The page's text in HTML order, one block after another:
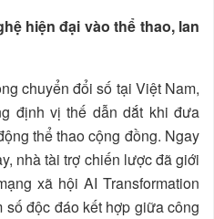
hiện đại vào thể thao, lan
chuyển đổi số tại Việt Nam,
định vị thế dẫn dắt khi đưa
thể thao cộng đồng. Ngay
nhà tài trợ chiến lược đã giới
xã hội AI Transformation
số độc đáo kết hợp giữa công